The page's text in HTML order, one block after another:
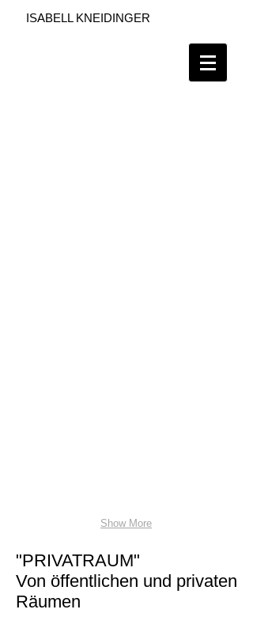
ISABELL KNEIDINGER
Show More
"PRIVATRAUM"
Von öffentlichen und privaten
Räumen